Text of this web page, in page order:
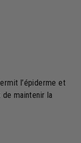
l’épiderme et
maintenir la